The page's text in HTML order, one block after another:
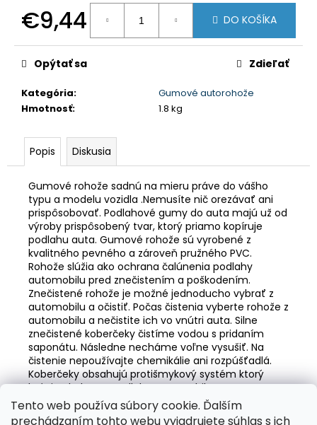
Tento web používa súbory cookie. Ďalším
prechádzaním tohto webu vyjadrujete súhlas s ich
€9,44
cena:
DO KOŠÍKA
Kategória:
Gumové autorohože
Hmotnosť: 1.8 kg
Opýtať sa Zdieľať
Popis Diskusia
Gumové rohože sadnú na mieru práve do vášho
typu a modelu vozidla .Nemusíte nič orezávať ani
prispôsobovať. Podlahové gumy do auta majú už od
výroby prispôsobený tvar, ktorý priamo kopíruje
podlahu auta. Gumové rohože sú vyrobené z
kvalitného pevného a zároveň pružného PVC.
Rohože slúžia ako ochrana čalúnenia podlahy
automobilu pred znečistením a poškodením.
Znečistené rohože je možné jednoducho vybrať z
automobilu a očistiť. Počas čistenia vyberte rohože z
automobilu a nečistite ich vo vnútri auta. Silne
znečistené koberčeky čistíme vodou s pridaním
saponátu. Následne necháme voľne vysušiť. Na
čistenie nepoužívajte chemikálie ani rozpúšťadlá.
Koberčeky obsahujú protišmykový systém ktorý
bráni pohybu po podlahe automobilu.
O
p
o
ú
č
m
ŠPORTOVÝ
VÝŠKOVO
NASTAVITEĽNÝ
PODVOZOK
JOM
BMW
3ER,
E36,
06/92-
€215
Pôvodne:
€245